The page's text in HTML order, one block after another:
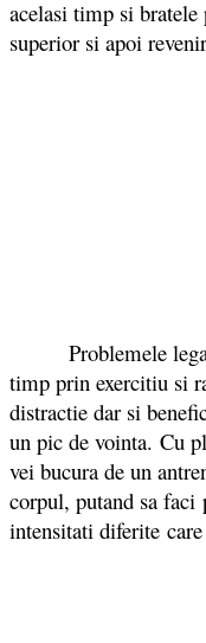
acelasi timp si
superior si apoi
Problemele
timp prin exercitiu si
distractie dar si
un pic de vointa. Cu
vei bucura de un
corpul, putand sa faci
intensitati diferite